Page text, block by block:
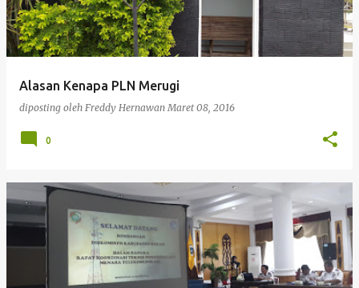
Alasan Kenapa PLN Merugi
diposting oleh Freddy Hernawan Maret 08, 2016
0